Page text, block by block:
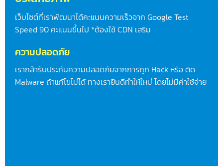
เว็บไซต์ที่เราพัฒนาได้คะแนนความเร็วจาก Google Test
Speed 90 คะแนนขึ้นไป *ต้องใช้ CDN เสริม
ความปลอดภัย
เรากล้ารับประกันความปลอดภัยจากการถูก Hack หรือ ติด
Malware ถ้าแก้ไขไม่ได้ ทางเรายินดีทำให้ใหม่ โดยไม่มีค่าใช้จ่าย